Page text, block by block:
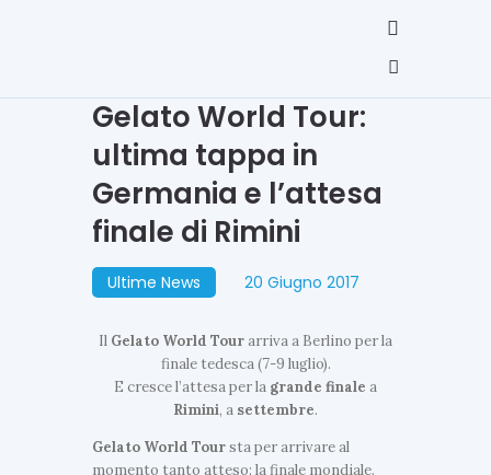
Gelato World Tour:
ultima tappa in
Germania e l’attesa
finale di Rimini
Ultime News 20 Giugno 2017
Il Gelato World Tourarriva a Berlino per la
finale tedesca (7-9 luglio).
E cresce l’attesa per la grande finale a
Rimini, a settembre.
Gelato World Toursta per arrivare al
momento tanto atteso: la finale mondiale.